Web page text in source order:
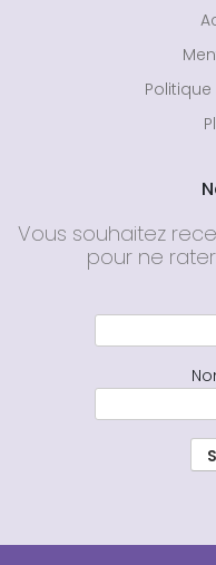
Vous souhaitez
pour ne